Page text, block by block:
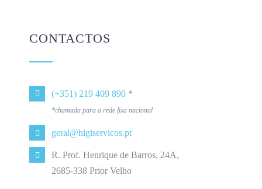
CONTACTOS
(+351) 219 409 890 *
*chamada para a rede fixa nacional
geral@higiservicos.pt
R. Prof. Henrique de Barros, 24A,
2685-338 Prior Velho